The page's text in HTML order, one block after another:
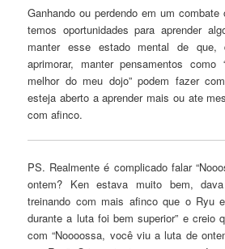
Ganhando ou perdendo em um
temos oportunidades para aprender
manter esse estado mental de que,
aprimorar, manter pensamentos como
melhor do meu dojo” podem fazer
esteja aberto a aprender mais ou ate
com afinco.
PS. Realmente é complicado falar
ontem? Ken estava muito bem,
treinando com mais afinco que o Ryu
durante a luta foi bem superior” e creio
com “Noooossa, você viu a luta de